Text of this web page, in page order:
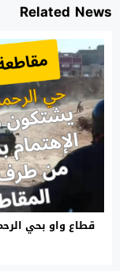
Related News
قطاع واو بحي